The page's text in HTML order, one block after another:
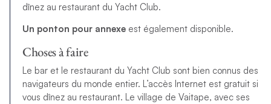
dînez au restaurant du Yacht Club.
Un ponton pour annexeest également disponible.
Choses à faire
Le bar et le restaurant du Yacht Club sont bien connus des
navigateurs du monde entier. L’accès Internet est gratuit si
vous dînez au restaurant. Le village de Vaitape, avec ses